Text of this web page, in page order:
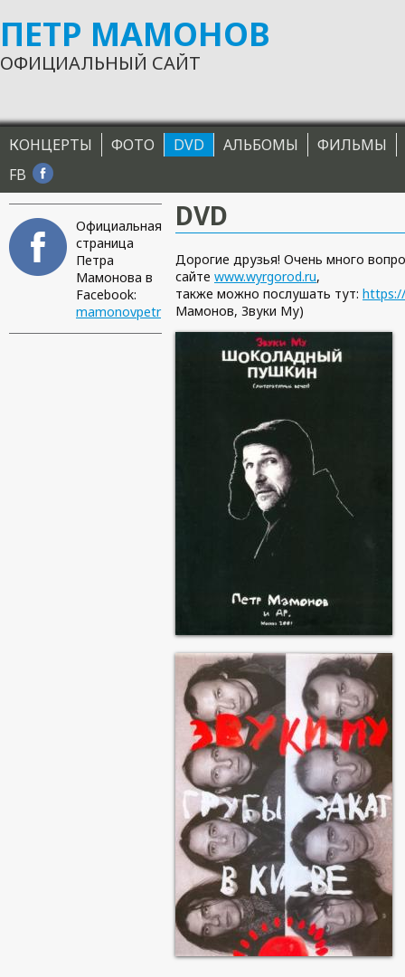
Перейти к основному содержанию
ПЕТР МАМОНОВ
ОФИЦИАЛЬНЫЙ САЙТ
Главное меню
КОНЦЕРТЫ ФОТО DVD АЛЬБОМЫ
ФИЛЬМЫ
FB
Официальная
страница
Петра
Мамонова в
Facebook:
mamonovpetr
DVD
Дорогие друзья! Очень много
сайте www.wyrgorod.ru,
также можно послушать тут:
Мамонов, Звуки Му)